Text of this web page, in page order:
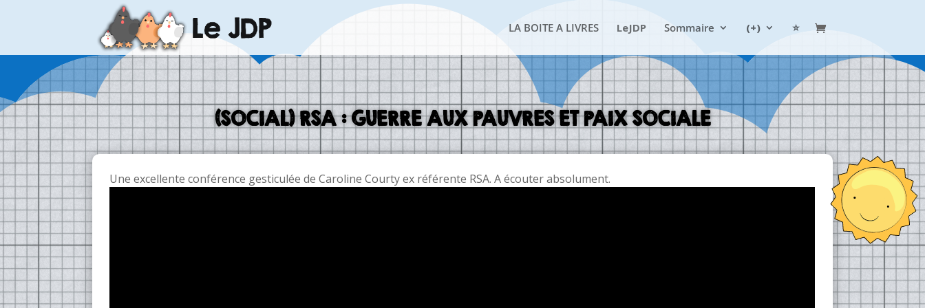
LA BOITE A LIVRES LeJDP Sommaire (+) ⭐
(SOCIAL) RSA : GUERRE AUX PAUVRES ET PAIX SOCIALE
Une excellente conférence gesticulée de Caroline Courty ex référente RSA. A écouter absolument.